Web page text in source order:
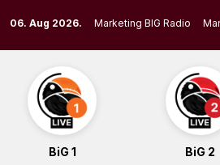
to
content
06. Aug 2026. Marketing BIG Radio
BiG 1 BiG 2